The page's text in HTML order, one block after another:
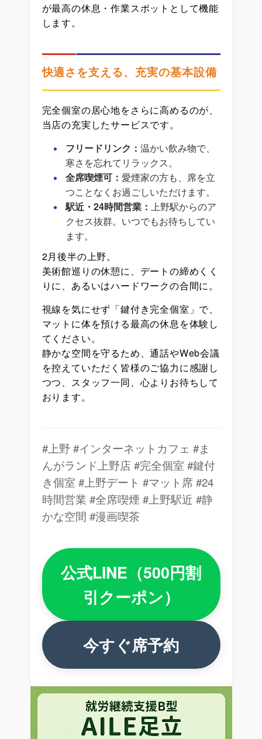
が最高の休息・作業スポットとして機能
します。
快適さを支える、充実の基本設備
完全個室の居心地をさらに高めるのが、
当店の充実したサービスです。
フリードリンク：温かい飲み物で、
寒さを忘れてリラックス。
全席喫煙可：愛煙家の方も、席を立
つことなくお過ごしいただけます。
駅近・24時間営業：上野駅からのア
クセス抜群。いつでもお待ちしてい
ます。
2月後半の上野。
美術館巡りの休憩に、デートの締めくく
りに、あるいはハードワークの合間に。
視線を気にせず「鍵付き完全個室」で、
マットに体を預ける最高の休息を体験し
てください。
静かな空間を守るため、通話やWeb会議
を控えていただく皆様のご協力に感謝し
つつ、スタッフ一同、心よりお待ちして
おります。
#上野 #インターネットカフェ #ま
んがランド上野店 #完全個室 #鍵付
き個室 #上野デート #マット席 #24
時間営業 #全席喫煙 #上野駅近 #静
かな空間 #漫画喫茶
公式LINE（500円割
引クーポン）
今すぐ席予約